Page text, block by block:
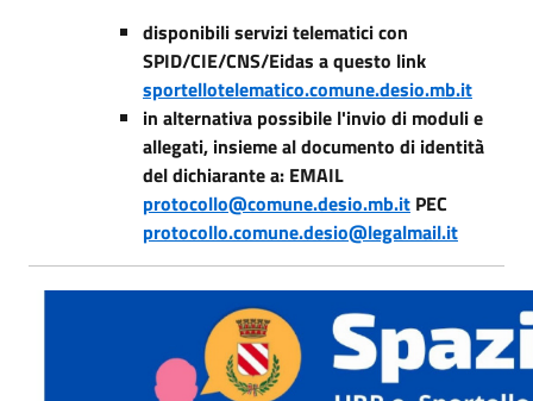
disponibili servizi telematici con
SPID/CIE/CNS/Eidas a questo link
sportellotelematico.comune.desio.mb.it
in alternativa possibile l'invio di moduli e
allegati, insieme al documento di identità
del dichiarante a: EMAIL
protocollo@comune.desio.mb.it PEC
protocollo.comune.desio@legalmail.it